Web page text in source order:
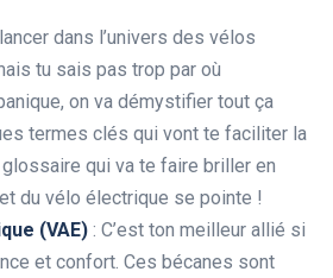
dans l’univers des vélos
tu sais pas trop par où
on va démystifier tout ça
termes clés qui vont te faciliter la
glossaire qui va te faire briller en
du vélo électrique se pointe !
(VAE) : C’est ton meilleur allié si
et confort. Ces bécanes sont